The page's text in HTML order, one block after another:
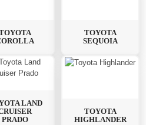
TOYOTA
SEQUOIA
LAND
PRADO
TOYOTA
HIGHLANDER